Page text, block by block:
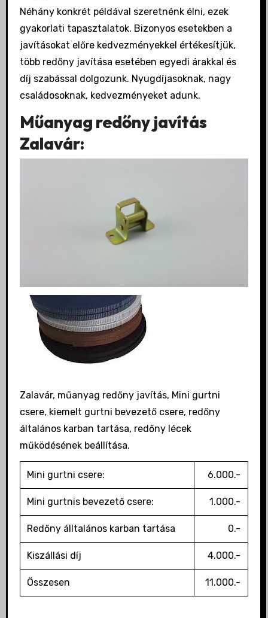
Néhány konkrét példával szeretnénk élni, ezek
gyakorlati tapasztalatok. Bizonyos esetekben a
javításokat előre kedvezményekkel értékesítjük,
több redőny javítása esetében egyedi árakkal és
díj szabással dolgozunk. Nyugdíjasoknak, nagy
családosoknak, kedvezményeket adunk.
Műanyag redőny javítás
Zalavár:
Zalavár, műanyag redőny javítás, Mini gurtni
csere, kiemelt gurtni bevezető csere, redőny
általános karban tartása, redőny lécek
működésének beállítása.
Mini gurtni csere: 6.000.-
Mini gurtnis bevezető csere: 1.000.-
Redőny álltalános karban tartása 0.-
Kiszállási díj 4.000.-
Összesen 11.000.-